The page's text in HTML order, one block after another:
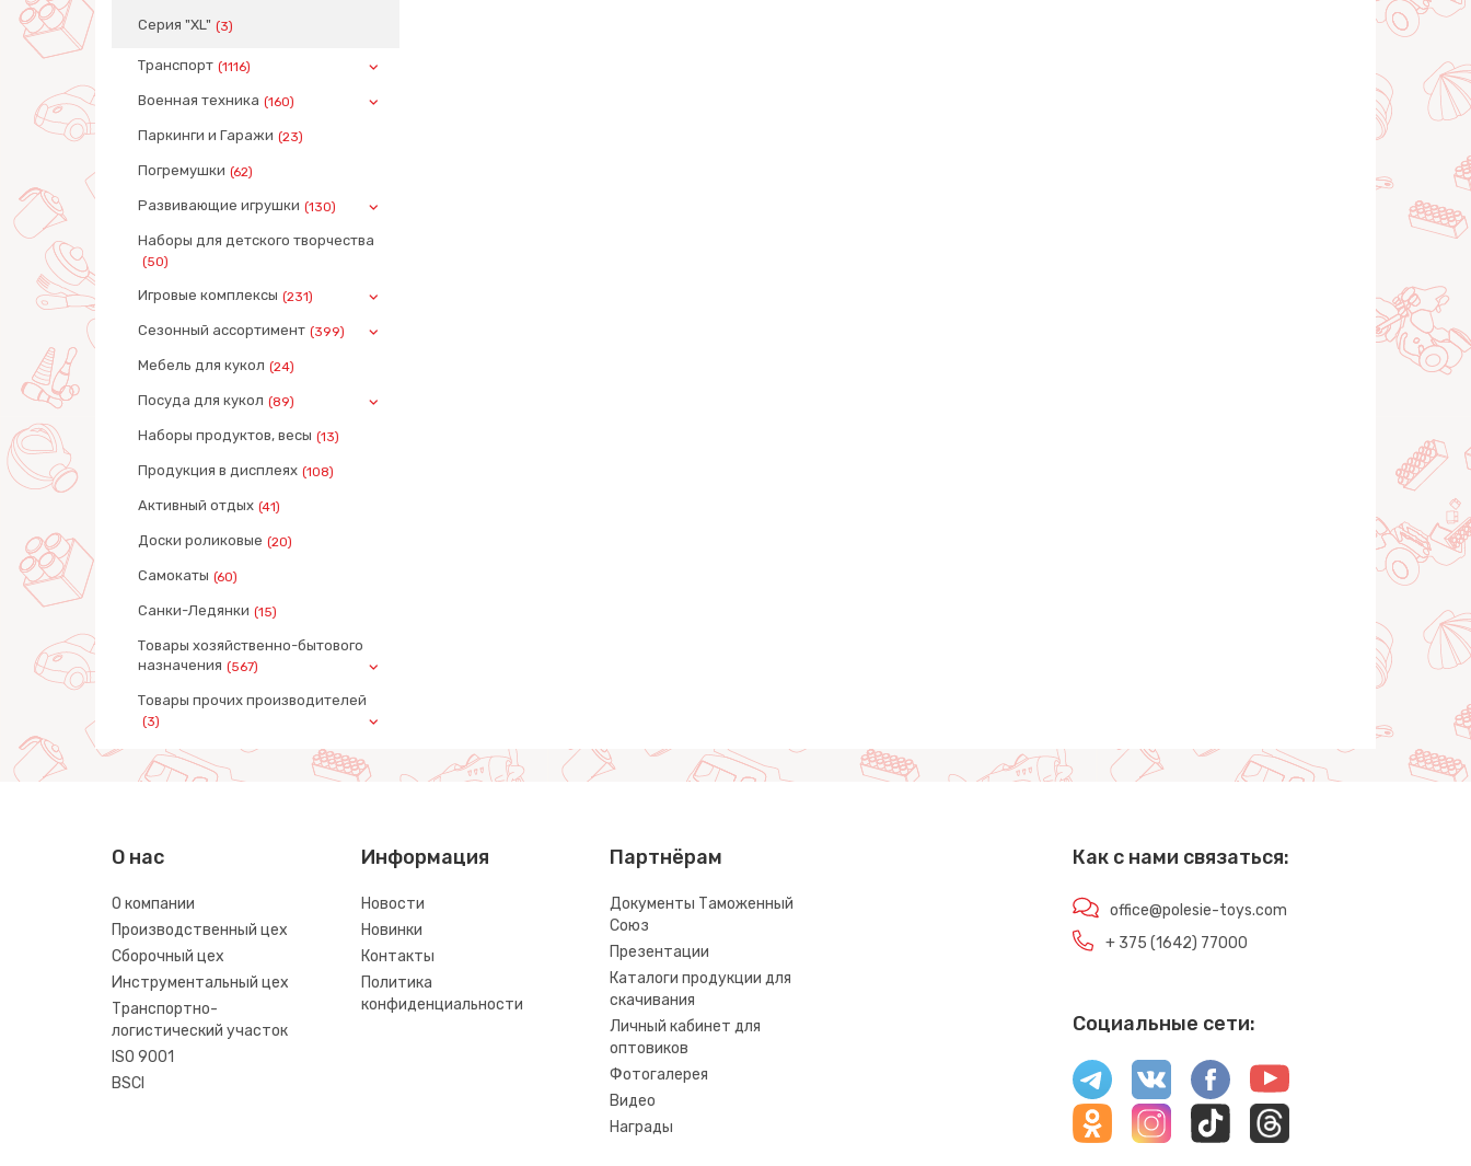
Серия "XL" (3)
Транспорт (1116)
Военная техника (160)
Паркинги и Гаражи (23)
Погремушки (62)
Развивающие игрушки (130)
Наборы для детского творчества
(50)
Игровые комплексы (231)
Сезонный ассортимент (399)
Мебель для кукол (24)
Посуда для кукол (89)
Наборы продуктов, весы (13)
Продукция в дисплеях (108)
Активный отдых (41)
Доски роликовые (20)
Самокаты (60)
Санки-Ледянки (15)
Товары хозяйственно-бытового
назначения (567)
Товары прочих производителей
(3)
О нас
О компании
Производственный цех
Сборочный цех
Инструментальный цех
Транспортно-
логистический участок
ISO 9001
BSCI
Информация
Новости
Новинки
Контакты
Политика
конфиденциальности
Партнёрам
Документы Таможенный
Союз
Презентации
Каталоги продукции для
скачивания
Личный кабинет для
оптовиков
Фотогалерея
Видео
Награды
Как с нами связаться:
office@polesie-toys.com
+ 375 (1642) 77000
Социальные сети: